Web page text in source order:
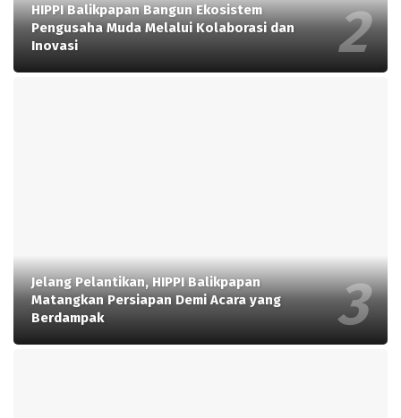
HIPPI Balikpapan Bangun Ekosistem
Pengusaha Muda Melalui Kolaborasi dan
Inovasi
Jelang Pelantikan, HIPPI Balikpapan
Matangkan Persiapan Demi Acara yang
Berdampak